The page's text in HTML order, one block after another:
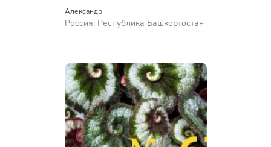
Александр
Россия, Республика Башкортостан